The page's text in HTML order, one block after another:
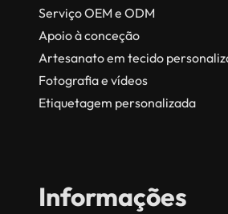
Serviço OEM e ODM
Apoio à conceção
Artesanato em tecido
Fotografia e vídeos
Etiquetagem personalizada
Informações